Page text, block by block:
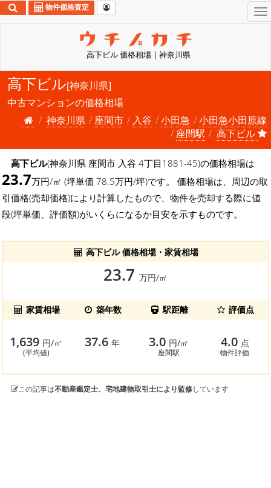
高下ビル 価格相場 | 神奈川県
物件価格査定
高下ビル[神奈川県]
中古マンションの価格相場
神奈川県
座間市 入谷 小田急
小田急小田原線
座間駅
高下ビル
高下ビル(神奈川県 座間市 入谷 4丁目1881-45)の価格相場は
23.7万円/㎡ (坪単価 78.5万円/坪)です。 価格相場は、周辺の取
引価格(売却価格)により計算したもので、物件を売却する際に値
段(坪単価、評価額)がいくらになるか目安を示すものです。
高下ビル 価格相場・家賃相場
23.7 万円/㎡
家賃相場 築年数 駅距離 評価点
1,639 円/㎡
(平均値)
37.6年 3.0 円/㎡
座間駅
4.0 点
物件評価
この記事は不動産鑑定士、宅地建物取引士により監修しています